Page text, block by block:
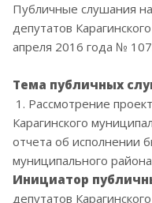
Публичные слушания
депутатов
апреля 2016 года №
Тема публичных
1. Рассмотрение
Карагинского
отчета об исполнении
муниципального
Инициатор
депутатов